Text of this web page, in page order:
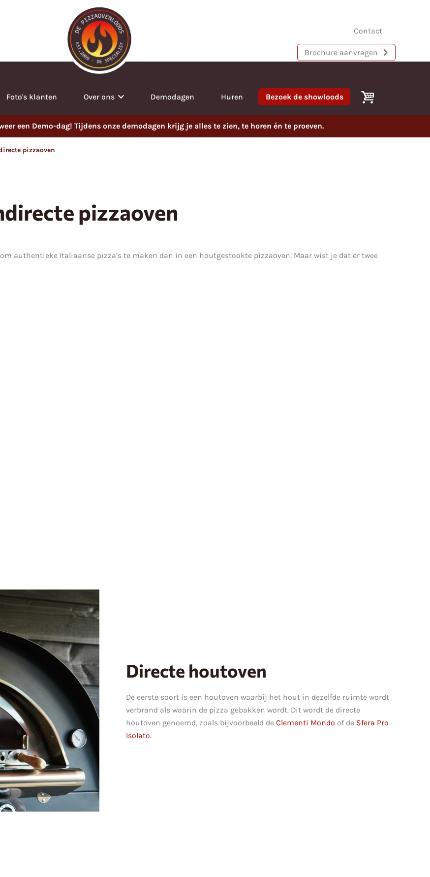
Contact
Brochure aanvragen
Foto's klanten Over ons Demodagen Huren Bezoek de showloods
een Demo-dag! Tijdens onze demodagen krijg je alles te zien, te horen én te proeven.
pizzaoven
pizzaoven
authentieke Italiaanse pizza’s te maken dan in een houtgestookte pizzaoven. Maar wist je dat er twee
Directe houtoven
De eerste soort is een houtoven waarbij het hout in dezelfde ruimte wordt
verbrand als waarin de pizza gebakken wordt. Dit wordt de directe
houtoven genoemd, zoals bijvoorbeeld de Clementi Mondo of de Sfera Pro
Isolato.